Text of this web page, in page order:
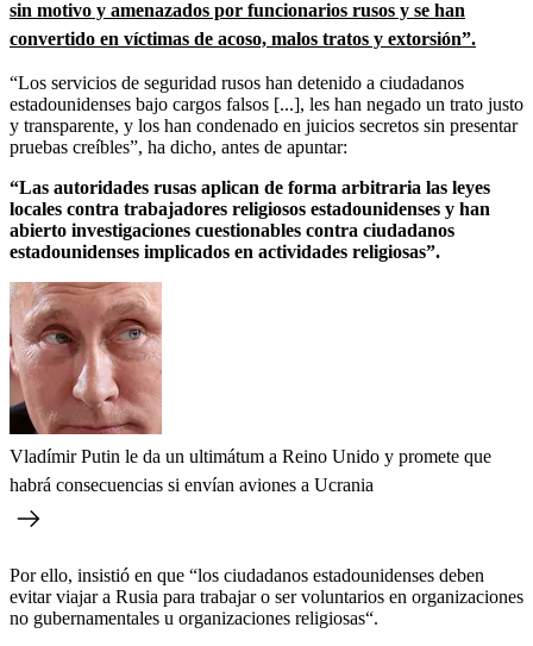
sin motivo y amenazados por funcionarios rusos y se han
convertido en víctimas de acoso, malos tratos y extorsión”.
“Los servicios de seguridad rusos han detenido a ciudadanos
estadounidenses bajo cargos falsos [...], les han negado un trato justo
y transparente, y los han condenado en juicios secretos sin presentar
pruebas creíbles”, ha dicho, antes de apuntar:
“Las autoridades rusas aplican de forma arbitraria las leyes
locales contra trabajadores religiosos estadounidenses y han
abierto investigaciones cuestionables contra ciudadanos
estadounidenses implicados en actividades religiosas”.
Vladímir Putin le da un ultimátum a Reino Unido y promete que
habrá consecuencias si envían aviones a Ucrania
Por ello, insistió en que “los ciudadanos estadounidenses deben
evitar viajar a Rusia para trabajar o ser voluntarios en organizaciones
no gubernamentales u organizaciones religiosas“.